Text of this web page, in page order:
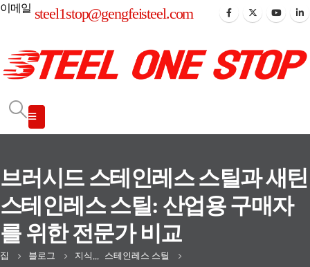
이메일 steel1stop@gengfeisteel.com
브러시드 스테인레스 스틸과 새틴
스테인레스 스틸: 산업용 구매자
를 위한 전문가 비교
집 블로그 지식
스테인레스 스틸